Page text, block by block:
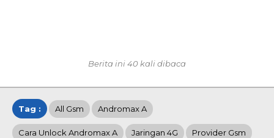
Berita ini 40 kali dibaca
Tag : All Gsm Andromax A
Cara Unlock Andromax A Jaringan 4G Provider Gsm